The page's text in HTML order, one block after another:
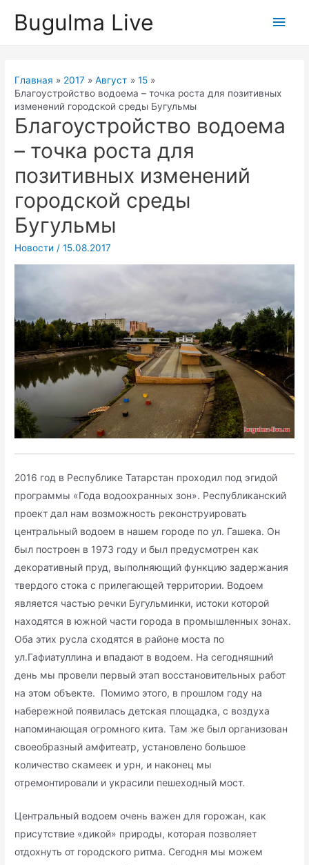
Bugulma Live
Главная 2017 Август
15
Благоустройство водоема – точка роста для позитивных
изменений городской среды Бугульмы
Благоустройство водоема
– точка роста для
позитивных изменений
городской среды
Бугульмы
Новости /15.08.2017
2016 год в Республике Татарстан проходил под эгидой
программы «Года водоохранных зон». Республиканский
проект дал нам возможность реконструировать
центральный водоем в нашем городе по ул. Гашека. Он
был построен в 1973 году и был предусмотрен как
декоративный пруд, выполняющий функцию задержания
твердого стока с прилегающей территории. Водоем
является частью речки Бугульминки, истоки которой
находятся в южной части города в промышленных зонах.
Оба этих русла сходятся в районе моста по
ул.Гафиатуллина и впадают в водоем. На сегодняшний
день мы провели первый этап восстановительных работ
на этом объекте. Помимо этого, в прошлом году на
набережной появилась детская площадка, с воздуха
напоминающая огромного кита. Там же был организован
своеобразный амфитеатр, установлено большое
количество скамеек и урн, и наконец мы
отремонтировали и украсили пешеходный мост.
Центральный водоем очень важен для горожан, как
присутствие «дикой» природы, которая позволяет
отдохнуть от городского ритма. Сегодня мы можем